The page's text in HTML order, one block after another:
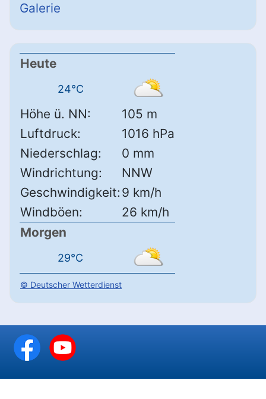
Galerie
Heute
24°C
Höhe ü. NN:
105 m
Luftdruck:
1016 hPa
Niederschlag:
0 mm
Windrichtung:
NNW
Geschwindigkeit: 9 km/h
Windböen:
26 km/h
Morgen
29°C
© Deutscher Wetterdienst